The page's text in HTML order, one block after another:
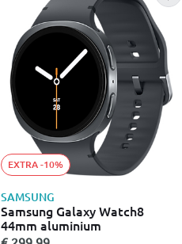
EXTRA -10%
SAMSUNG
Samsung Galaxy Watch8
44mm aluminium